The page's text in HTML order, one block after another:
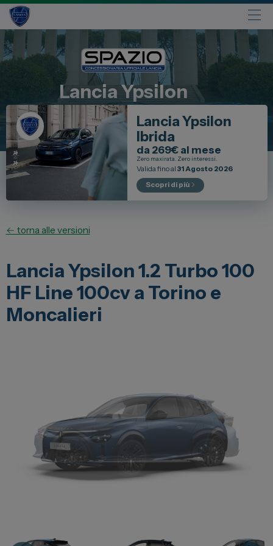
Automobili
Lancia
Alfa Romeo
Jeep
Opel
Peugeot
Toyota
DR
Dongfeng
Toyota
Servizi
LanciaYpsilon
Lancia Ypsilon
Ibrida
da 269€ al mese
Zero maxirata. Zero interessi.
Valida fino al 31 Agosto 2026
Scopri di più
← torna alle versioni
Lancia Ypsilon 1.2 Turbo 100
HF Line 100cv a Torino e
Moncalieri